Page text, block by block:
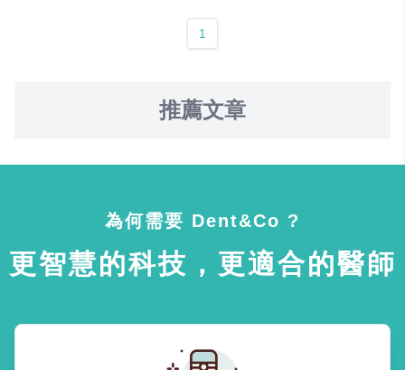
1
推薦文章
為何需要 Dent&Co ?
更智慧的科技，更適合的醫師